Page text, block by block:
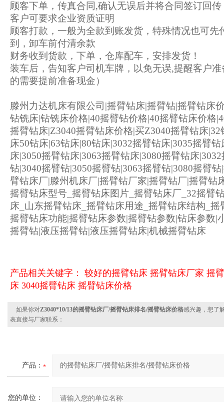
顾客下单，传真合同,确认无误后并将合同签订回传
客户可要求企业资质证明
顾客打款，一般为全款到账发货，特殊情况也可先
到，卸车前付清余款
财务收到货款，下单，仓库配车，安排发货！
装车后，告知客户司机车牌，以免无误,提醒客户
的需要提前准备现金）
滕州力达机床有限公司|摇臂钻床|摇臂钻|摇臂钻床
钻铣床|钻铣床价格|40摇臂钻价格|40摇臂钻床价格
摇臂钻床|Z3040摇臂钻床价格|买Z3040摇臂钻床|32
床50钻床|63钻床|80钻床|3032摇臂钻床|3035摇臂
床|3050摇臂钻床|3063摇臂钻床|3080摇臂钻床
钻|3040摇臂钻|3050摇臂钻|3063摇臂钻|3080摇臂
臂钻床厂|滕州机床厂|摇臂钻厂家|摇臂钻厂|摇臂钻
摇臂钻床型号_摇臂钻床图片_摇臂钻床厂_32摇臂
床_山东摇臂钻床_摇臂钻床用途_摇臂钻床结构_摇
摇臂钻床功能|摇臂钻床参数|摇臂钻参数|钻床参数|
摇臂钻|液压摇臂钻|液压摇臂钻床|机械摇臂钻床
产品相关关键字： 较好的摇臂钻床 摇臂钻床厂家 摇
床 3040摇臂钻床 摇臂钻床价格
如果你对Z3040*10/13的摇臂钻床厂/摇臂钻床排名/摇臂钻床价格感兴趣，想了
表直接与厂家联系：
产品：
您的单位：